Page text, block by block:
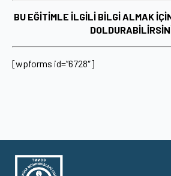
BU EĞİTİMLE İLGİLİ BİLGİ ALMAK
[wpforms id=”6728″]